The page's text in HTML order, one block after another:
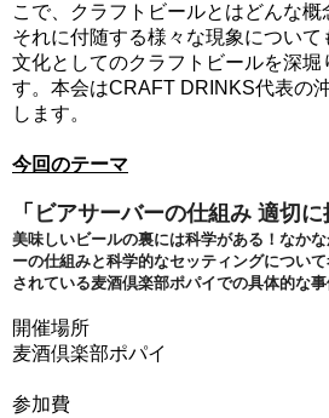
こで、クラフトビールとはどんな概
それに付随する様々な現象について
文化としてのクラフトビールを深堀
す。本会はCRAFT DRINKS代表の
します。
今回のテーマ
「 ビアサーバーの仕組み 適切に
美味しいビールの裏には科学がある！ なか
ーの仕組みと科学的なセッティングについて
されている麦酒倶楽部ポパイでの具体的な
開催場所
麦酒倶楽部ポパイ
参加費